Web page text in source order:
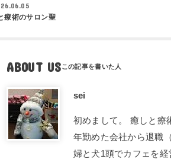
療術のサロン聖
ABOUT US
sei
初めまして。 癒しと療
年勤めた会社から退職
婦と犬1頭でカフェを